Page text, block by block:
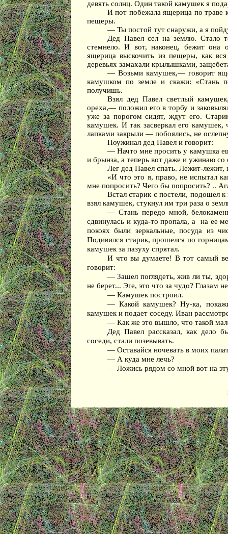
девять солнц. Один такой камушек я
И пот побежала ящерица по траве
пещеры.
— Ты постой тут снаружи, а я
Дед Павел сел на землю. Стало
стемнело. И вот, наконец, бежит она
ящерица выскочить из пещеры, как
деревьях замахали крылышками,
— Возьми камушек,— говорит
камушком по земле и скажи: «Стань
получишь.
Взял дед Павел светлый
ореха,— положил его в торбу и
уже за порогом сидят, ждут его.
камушек. И так засверкал его камушек,
лапками закрыли — побоялись, не
Поужинал дед Павел и говорит:
— Начто мне просить у камушка
и брынза, а теперь вот даже и ужинаю со
Лег дед Павел спать. Лежит-
«И что это я, право, не испытал
мне попросить? Чего бы попросить? ..
Встал старик с постели, подошел
взял камушек, стукнул им три раза о
— Стань передо мной,
сдвинулась и куда-то пропала, а
на ее
покоях были зеркальные, посуда из
Подивился старик, прошелся по
камушек за пазуху спрятал.
И что вы думаете! В тот самый
говорит:
— Зашел поглядеть, жив ли ты,
не берет... Эге, это что за чудо? Глазам
— Камушек построил.
— Какой камушек? Ну-ка,
камушек и подает соседу. Иван
— Как же это вышло, что такой
Дед Павел рассказал, как дело
соседи, стали позевывать.
— Оставайся ночевать в моих
— А куда мне лечь?
— Ложись рядом со мной вот на